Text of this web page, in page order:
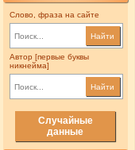
Слово, фраза на сайте
Найти
Автор [первые буквы
никнейма]
Найти
Случайные
данные